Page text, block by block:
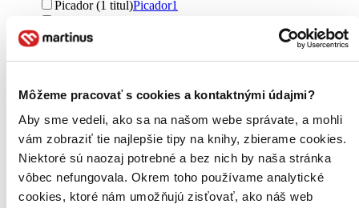
Môžeme pracovať s cookies a kontaktnými údajmi?
Aby sme vedeli, ako sa na našom webe správate, a mohli
vám zobraziť tie najlepšie tipy na knihy, zbierame cookies.
Niektoré sú naozaj potrebné a bez nich by naša stránka
vôbec nefungovala. Okrem toho používame analytické
cookies, ktoré nám umožňujú zisťovať, ako náš web
Picador (1 titul)Picador1
Pikola (1 titul)
Väzba
pevná väzba (11 titulov) pevná väzba
brožovaná väzba (4 tituly) brožovaná väzba 4
Formát
E-kniha: PDF (2 tituly)E-kniha: PDF 2